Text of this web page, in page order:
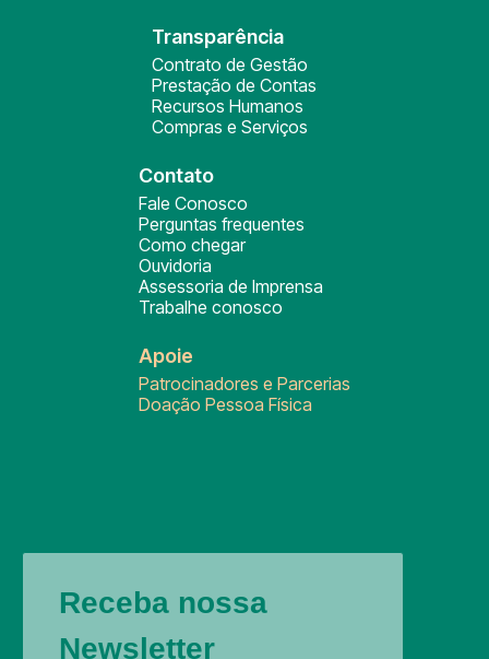
Transparência
Contrato de Gestão
Prestação de Contas
Recursos Humanos
Compras e Serviços
Contato
Fale Conosco
Perguntas frequentes
Como chegar
Ouvidoria
Assessoria de Imprensa
Trabalhe conosco
Apoie
Patrocinadores e Parcerias
Doação Pessoa Física